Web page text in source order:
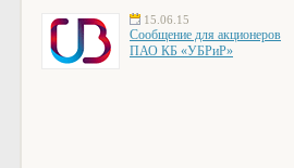
15.06.15
Сообщение для акционеров
ПАО КБ «УБРиР»